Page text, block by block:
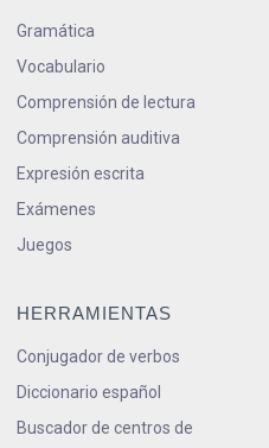
Gramática
Vocabulario
Comprensión de lectura
Comprensión auditiva
Expresión escrita
Exámenes
Juegos
HERRAMIENTAS
Conjugador de verbos
Diccionario español
Buscador de centros de